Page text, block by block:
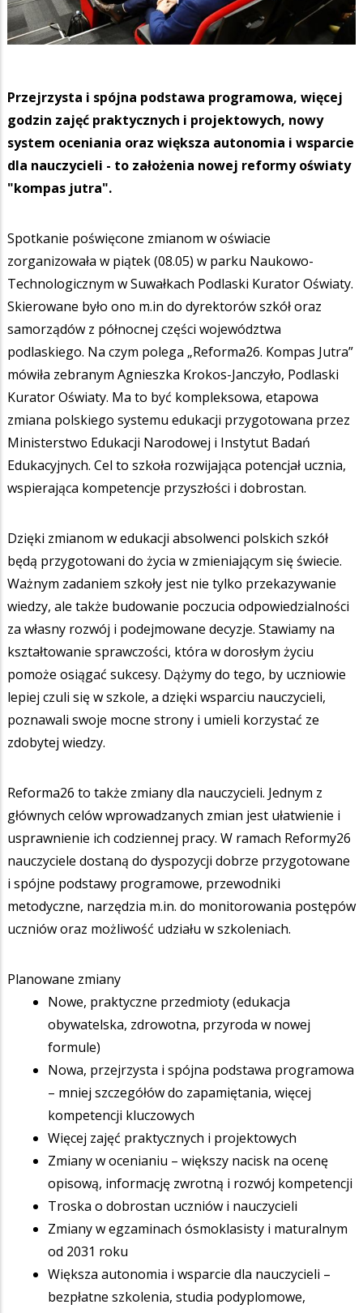
Przejrzysta i spójna podstawa programowa, więcej
godzin zajęć praktycznych i projektowych, nowy
system oceniania oraz większa autonomia i wsparcie
dla nauczycieli - to założenia nowej reformy oświaty
"kompas jutra".
Spotkanie poświęcone zmianom w oświacie
zorganizowała w piątek (08.05) w parku Naukowo-
Technologicznym w Suwałkach Podlaski Kurator Oświaty.
Skierowane było ono m.in do dyrektorów szkół oraz
samorządów z północnej części województwa
podlaskiego. Na czym polega „Reforma26. Kompas Jutra”
mówiła zebranym Agnieszka Krokos-Janczyło, Podlaski
Kurator Oświaty. Ma to być kompleksowa, etapowa
zmiana polskiego systemu edukacji przygotowana przez
Ministerstwo Edukacji Narodowej i Instytut Badań
Edukacyjnych. Cel to szkoła rozwijająca potencjał ucznia,
wspierająca kompetencje przyszłości i dobrostan.
Dzięki zmianom w edukacji absolwenci polskich szkół
będą przygotowani do życia w zmieniającym się świecie.
Ważnym zadaniem szkoły jest nie tylko przekazywanie
wiedzy, ale także budowanie poczucia odpowiedzialności
za własny rozwój i podejmowane decyzje. Stawiamy na
kształtowanie sprawczości, która w dorosłym życiu
pomoże osiągać sukcesy. Dążymy do tego, by uczniowie
lepiej czuli się w szkole, a dzięki wsparciu nauczycieli,
poznawali swoje mocne strony i umieli korzystać ze
zdobytej wiedzy.
Reforma26 to także zmiany dla nauczycieli. Jednym z
głównych celów wprowadzanych zmian jest ułatwienie i
usprawnienie ich codziennej pracy. W ramach Reformy26
nauczyciele dostaną do dyspozycji dobrze przygotowane
i spójne podstawy programowe, przewodniki
metodyczne, narzędzia m.in. do monitorowania postępów
uczniów oraz możliwość udziału w szkoleniach.
Planowane zmiany
Nowe, praktyczne przedmioty (edukacja
obywatelska, zdrowotna, przyroda w nowej
formule)
Nowa, przejrzysta i spójna podstawa programowa
– mniej szczegółów do zapamiętania, więcej
kompetencji kluczowych
Więcej zajęć praktycznych i projektowych
Zmiany w ocenianiu – większy nacisk na ocenę
opisową, informację zwrotną i rozwój kompetencji
Troska o dobrostan uczniów i nauczycieli
Zmiany w egzaminach ósmoklasisty i maturalnym
od 2031 roku
Większa autonomia i wsparcie dla nauczycieli –
bezpłatne szkolenia, studia podyplomowe,